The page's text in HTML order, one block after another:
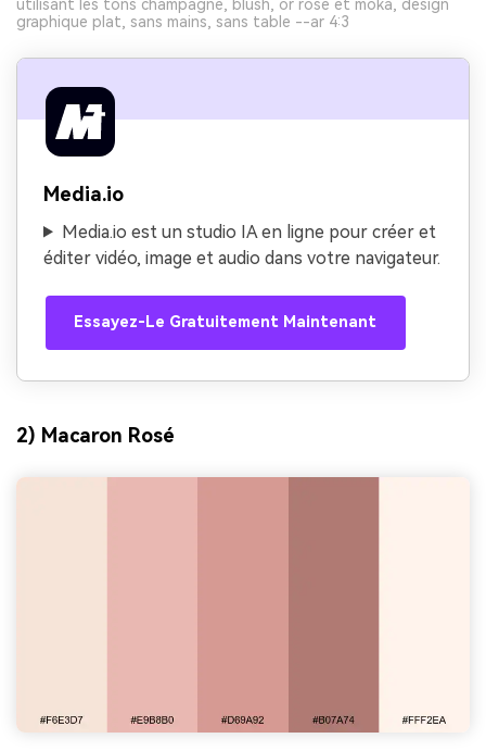
utilisant les tons champagne, blush, or rose et moka, design
graphique plat, sans mains, sans table --ar 4:3
Media.io
Media.io est un studio IA en ligne pour créer et
éditer vidéo, image et audio dans votre navigateur.
Essayez-Le Gratuitement Maintenant
2) Macaron Rosé